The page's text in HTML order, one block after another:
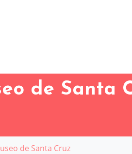
de Santa
de Santa Cruz